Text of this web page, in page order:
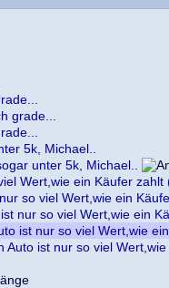
grade...
5k, Michael..
unter 5k, Michael..
Wert,wie ein Käufer zahlt
so viel Wert,wie ein
nur so viel Wert,wie ein
ist nur so viel Wert,wie
Auto ist nur so viel